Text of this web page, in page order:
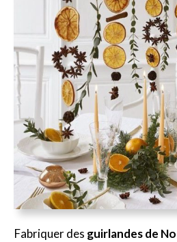
Fabriquer des guirlandes de